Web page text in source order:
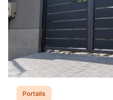
Portails